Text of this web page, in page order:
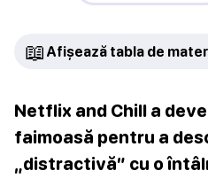
📖 Afișează tabla de
Netflix and Chill a
faimoasă pentru a
„distractivă” cu o